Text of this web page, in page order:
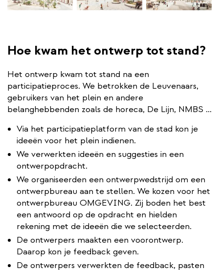
Hoe kwam het ontwerp tot stand?
Het ontwerp kwam tot stand na een
participatieproces. We betrokken de Leuvenaars,
gebruikers van het plein en andere
belanghebbenden zoals de horeca, De Lijn, NMBS …
Via het participatieplatform van de stad kon je
ideeën voor het plein indienen.
We verwerkten ideeën en suggesties in een
ontwerpopdracht.
We organiseerden een ontwerpwedstrijd om een
ontwerpbureau aan te stellen. We kozen voor het
ontwerpbureau OMGEVING. Zij boden het best
een antwoord op de opdracht en hielden
rekening met de ideeën die we selecteerden.
De ontwerpers maakten een voorontwerp.
Daarop kon je feedback geven.
De ontwerpers verwerkten de feedback, pasten